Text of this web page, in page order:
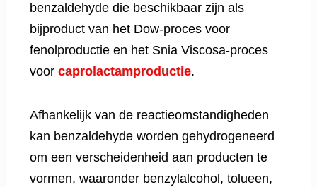
benzaldehyde die beschikbaar zijn als
bijproduct van het Dow-proces voor
fenolproductie en het Snia Viscosa-proces
voor caprolactamproductie.
Afhankelijk van de reactieomstandigheden
kan benzaldehyde worden gehydrogeneerd
om een verscheidenheid aan producten te
vormen, waaronder benzylalcohol, tolueen,